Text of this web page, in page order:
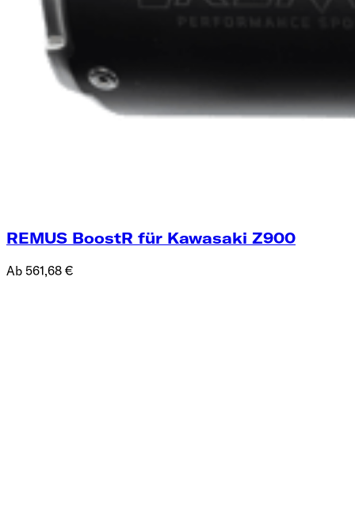
REMUS BoostR für Kawasaki Z900
Ab 561,68 €